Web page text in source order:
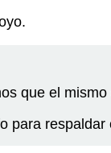
que el
para respaldar